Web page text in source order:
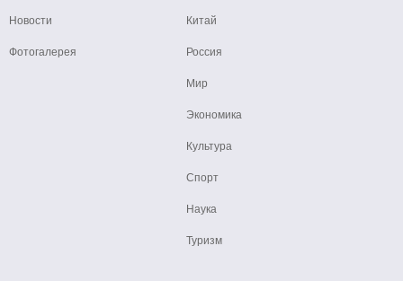
Новости
Фотогалерея
Китай
Россия
Мир
Экономика
Культура
Спорт
Наука
Туризм